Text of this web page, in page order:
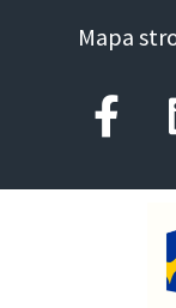
Mapa